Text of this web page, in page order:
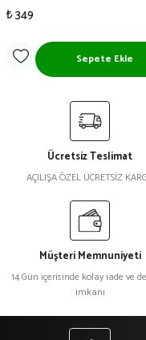
₺ 349
Sepete Ekle
Ücretsiz Teslimat
AÇILIŞA ÖZEL ÜCRETSİZ
Müşteri Memnuniyeti
14 Gün içerisinde kolay iade ve
imkanı